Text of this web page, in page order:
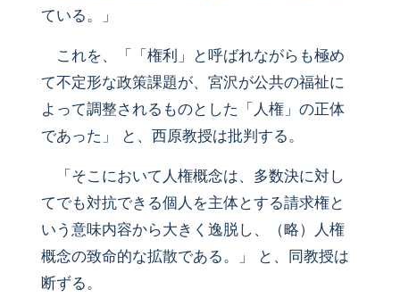
ている。」
これを、「「権利」と呼ばれながらも極め
て不定形な政策課題が、宮沢が公共の福祉に
よって調整されるものとした「人権」の正体
であった」 と、西原教授は批判する。
「そこにおいて人権概念は、多数決に対し
てでも対抗できる個人を主体とする請求権と
いう意味内容から大きく逸脱し、（略）人権
概念の致命的な拡散である。」 と、同教授は
断ずる。